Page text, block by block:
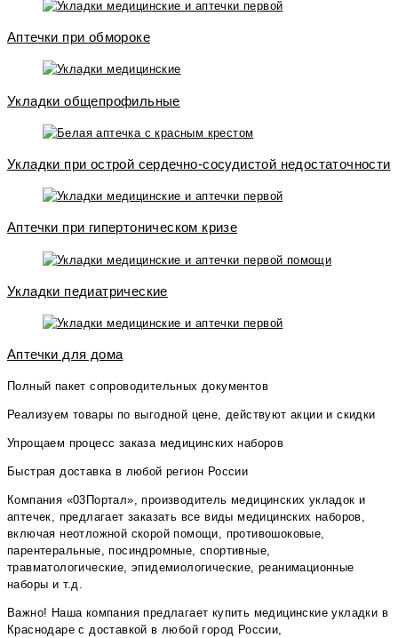
Аптечки при обмороке
Укладки общепрофильные
Укладки при острой сердечно-сосудистой недостаточности
Аптечки при гипертоническом кризе
Укладки педиатрические
Аптечки для дома
Полный пакет сопроводительных документов
Реализуем товары по выгодной цене, действуют акции и скидки
Упрощаем процесс заказа медицинских наборов
Быстрая доставка в любой регион России
Компания «03Портал», производитель медицинских укладок и
аптечек, предлагает заказать все виды медицинских наборов,
включая неотложной скорой помощи, противошоковые,
парентеральные, посиндромные, спортивные,
травматологические, эпидемиологические, реанимационные
наборы и т.д.
Важно! Наша компания предлагает купить медицинские укладки в
Краснодаре с доставкой в любой город России,